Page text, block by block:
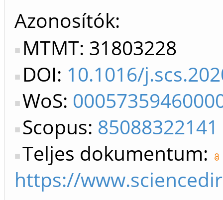
Azonosítók
MTMT: 31803228
DOI: 10.1016/
WoS:
Scopus: 85088322141
Teljes dokumentum:
https://